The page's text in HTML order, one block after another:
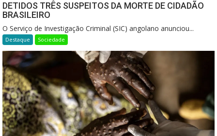
DETIDOS TRÊS SUSPEITOS DA MORTE DE CIDADÃO
BRASILEIRO
O Serviço de Investigação Criminal (SIC) angolano anunciou...
Destaque Sociedade